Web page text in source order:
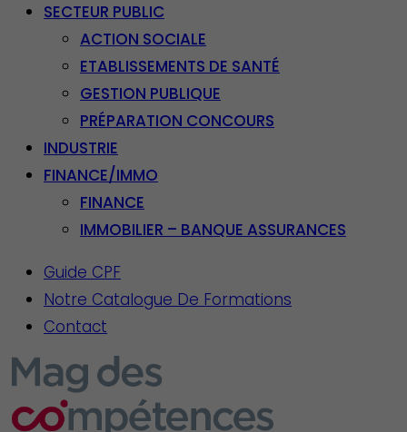
SECTEUR PUBLIC
ACTION SOCIALE
ETABLISSEMENTS DE SANTÉ
GESTION PUBLIQUE
PRÉPARATION CONCOURS
INDUSTRIE
FINANCE/IMMO
FINANCE
IMMOBILIER – BANQUE ASSURANCES
Guide CPF
Notre Catalogue De Formations
Contact